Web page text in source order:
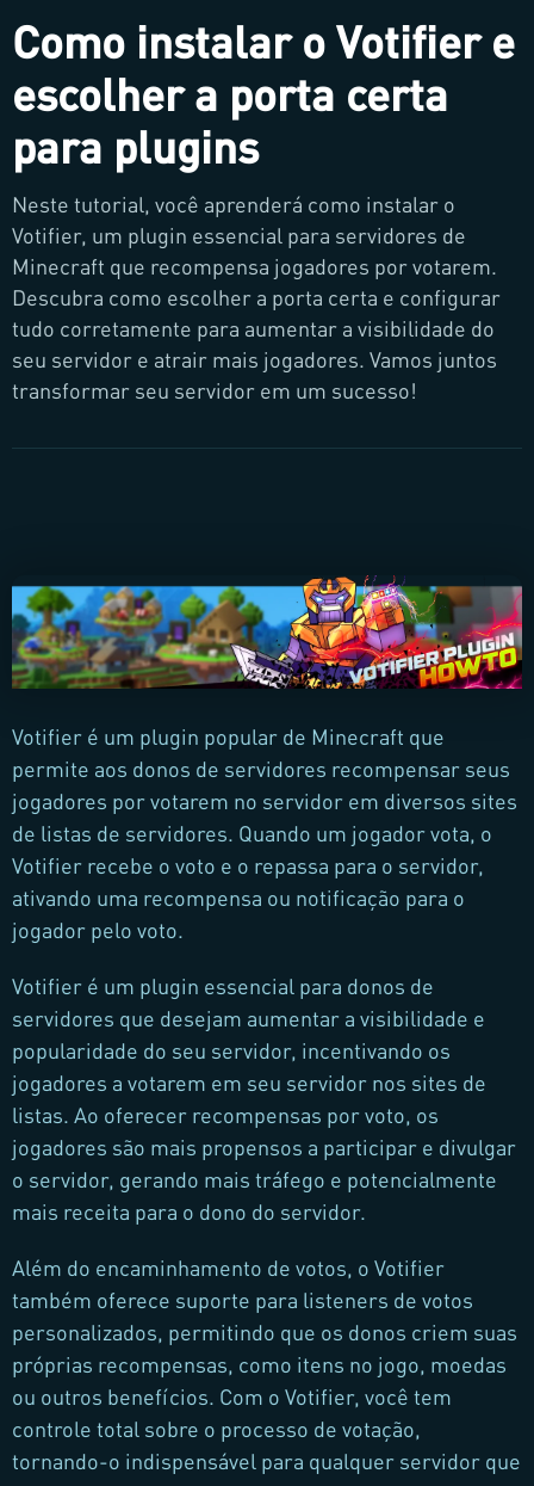
Como instalar o Votifier e
escolher a porta certa
para plugins
Neste tutorial, você aprenderá como instalar o
Votifier, um plugin essencial para servidores de
Minecraft que recompensa jogadores por votarem.
Descubra como escolher a porta certa e configurar
tudo corretamente para aumentar a visibilidade do
seu servidor e atrair mais jogadores. Vamos juntos
transformar seu servidor em um sucesso!
Votifier é um plugin popular de Minecraft que
permite aos donos de servidores recompensar seus
jogadores por votarem no servidor em diversos sites
de listas de servidores. Quando um jogador vota, o
Votifier recebe o voto e o repassa para o servidor,
ativando uma recompensa ou notificação para o
jogador pelo voto.
Votifier é um plugin essencial para donos de
servidores que desejam aumentar a visibilidade e
popularidade do seu servidor, incentivando os
jogadores a votarem em seu servidor nos sites de
listas. Ao oferecer recompensas por voto, os
jogadores são mais propensos a participar e divulgar
o servidor, gerando mais tráfego e potencialmente
mais receita para o dono do servidor.
Além do encaminhamento de votos, o Votifier
também oferece suporte para listeners de votos
personalizados, permitindo que os donos criem suas
próprias recompensas, como itens no jogo, moedas
ou outros benefícios. Com o Votifier, você tem
controle total sobre o processo de votação,
tornando-o indispensável para qualquer servidor que